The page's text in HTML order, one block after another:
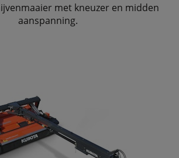
met kneuzer en midden
aanspanning.